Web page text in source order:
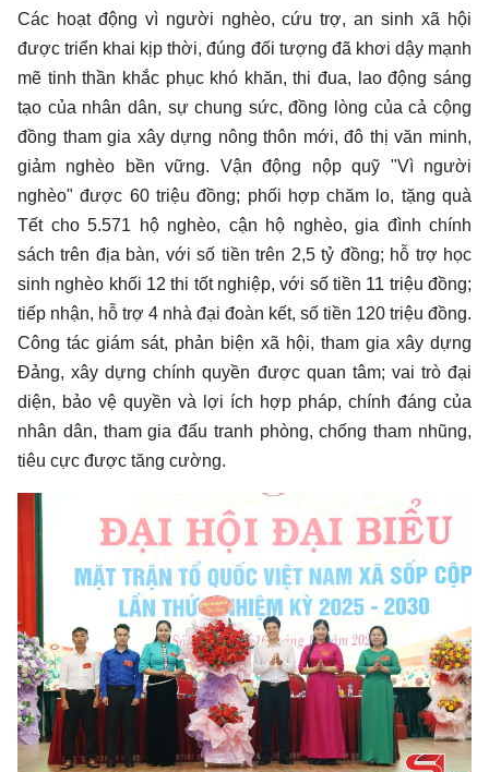
Các hoạt động vì người nghèo, cứu trợ, an sinh xã hội
được triển khai kịp thời, đúng đối tượng đã khơi dậy mạnh
mẽ tinh thần khắc phục khó khăn, thi đua, lao động sáng
tạo của nhân dân, sự chung sức, đồng lòng của cả cộng
đồng tham gia xây dựng nông thôn mới, đô thị văn minh,
giảm nghèo bền vững. Vận động nộp quỹ "Vì người
nghèo" được 60 triệu đồng; phối hợp chăm lo, tặng quà
Tết cho 5.571 hộ nghèo, cận hộ nghèo, gia đình chính
sách trên địa bàn, với số tiền trên 2,5 tỷ đồng; hỗ trợ học
sinh nghèo khối 12 thi tốt nghiệp, với số tiền 11 triệu đồng;
tiếp nhận, hỗ trợ 4 nhà đại đoàn kết, số tiền 120 triệu đồng.
Công tác giám sát, phản biện xã hội, tham gia xây dựng
Đảng, xây dựng chính quyền được quan tâm; vai trò đại
diện, bảo vệ quyền và lợi ích hợp pháp, chính đáng của
nhân dân, tham gia đấu tranh phòng, chống tham nhũng,
tiêu cực được tăng cường.